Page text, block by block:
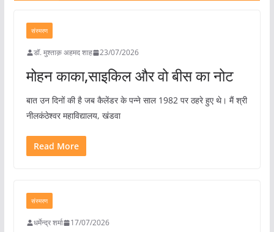
संस्मरण
डॉ. मुश्ताक़ अहमद शाह 23/07/2026
मोहन काका,साइकिल और वो बीस का नोट
​बात उन दिनों की है जब कैलेंडर के पन्ने साल 1982 पर ठहरे हुए थे। मैं श्री
नीलकंठेश्वर महाविद्यालय, खंडवा
Read More
संस्मरण
धर्मेन्द्र शर्मा 17/07/2026